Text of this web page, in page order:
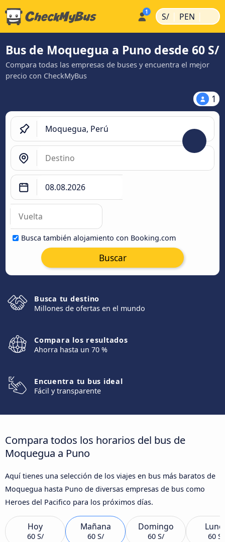
S/ | PEN |
Bus de Moquegua a Puno desde 60 S/
Compara todas las empresas de buses y encuentra el mejor
precio con CheckMyBus
1
Busca también alojamiento con Booking.com
Buscar
Busca tu destino
Millones de ofertas en el mundo
Compara los resultados
Ahorra hasta un 70 %
Encuentra tu bus ideal
Fácil y transparente
Compara todos los horarios del bus de
Moquegua a Puno
Aquí tienes una selección de los viajes en bus más baratos de
Moquegua hasta Puno de diversas empresas de bus como
Heroes del Pacifico para los próximos días.
Hoy
60 S/
Mañana
60 S/
Domingo
60 S/ 60 S/